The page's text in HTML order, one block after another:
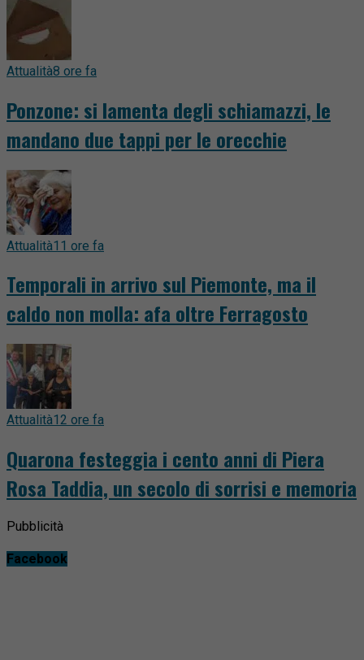
Attualità8 ore fa
Ponzone: si lamenta degli schiamazzi, le
mandano due tappi per le orecchie
Attualità11 ore fa
Temporali in arrivo sul Piemonte, ma il
caldo non molla: afa oltre Ferragosto
Attualità12 ore fa
Quarona festeggia i cento anni di Piera
Rosa Taddia, un secolo di sorrisi e memoria
Pubblicità
Facebook